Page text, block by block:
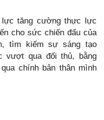
tăng cường thực lực
cho sức chiến đấu của
tìm kiếm sự sáng tạo
vượt qua đối thủ, bằng
chính bản thân mình